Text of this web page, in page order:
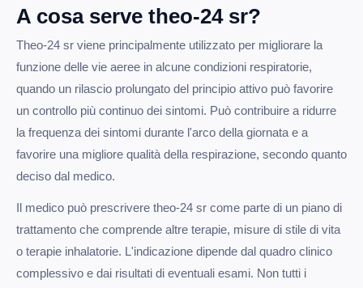
A cosa serve theo-24 sr?
Theo-24 sr viene principalmente utilizzato per migliorare la
funzione delle vie aeree in alcune condizioni respiratorie,
quando un rilascio prolungato del principio attivo può favorire
un controllo più continuo dei sintomi. Può contribuire a ridurre
la frequenza dei sintomi durante l'arco della giornata e a
favorire una migliore qualità della respirazione, secondo quanto
deciso dal medico.
Il medico può prescrivere theo-24 sr come parte di un piano di
trattamento che comprende altre terapie, misure di stile di vita
o terapie inhalatorie. L'indicazione dipende dal quadro clinico
complessivo e dai risultati di eventuali esami. Non tutti i